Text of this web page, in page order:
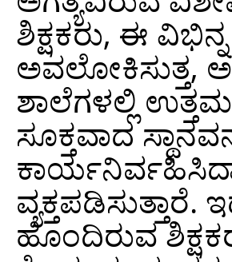
ಶಿಕ್ಷಕರು, ಈ
ಅವಲೋಕಿಸುತ್ತ,
ಶಾಲೆಗಳಲ್ಲಿ
ಸೂಕ್ತವಾದ
ಹೊಂದಿರುವ